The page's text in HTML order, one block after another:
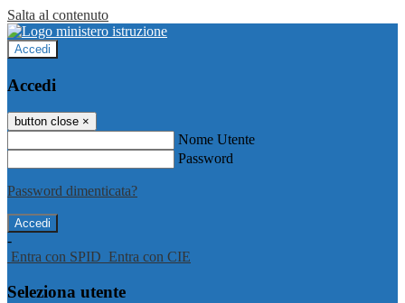
Salta al contenuto
Accedi
Accedi
button close ×
Nome Utente
Password
Password dimenticata?
-
Entra con SPID Entra con CIE
Seleziona utente